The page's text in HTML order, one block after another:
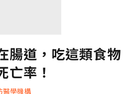
腸道，吃這類食物
亡率！
醫學機構